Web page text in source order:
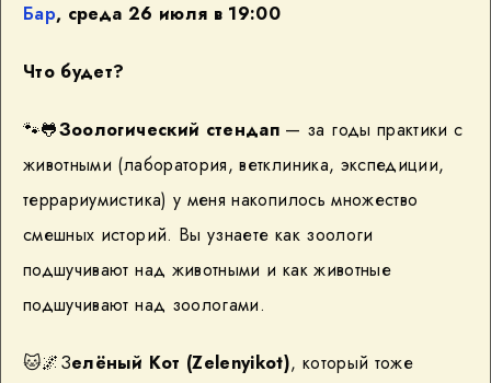
Бар, среда 26 июля в 19:00
Что будет?
🐾🐸Зоологический стендап — за годы практики с
животными (лаборатория, ветклиника, экспедиции,
террариумистика) у меня накопилось множество
смешных историй. Вы узнаете как зоологи
подшучивают над животными и как животные
подшучивают над зоологами.
🐱🌌Зелёный Кот (Zelenyikot), который тоже